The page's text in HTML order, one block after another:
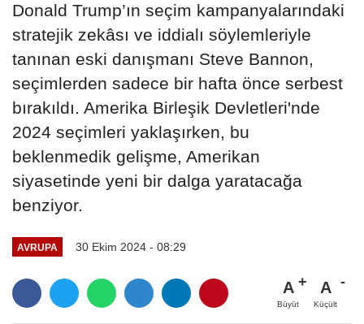
Donald Trump’ın seçim kampanyalarındaki
stratejik zekâsı ve iddialı söylemleriyle
tanınan eski danışmanı Steve Bannon,
seçimlerden sadece bir hafta önce serbest
bırakıldı. Amerika Birleşik Devletleri'nde
2024 seçimleri yaklaşırken, bu
beklenmedik gelişme, Amerikan
siyasetinde yeni bir dalga yaratacağa
benziyor.
AVRUPA 30 Ekim 2024 - 08:29
A
Büyüt
A
Küçült